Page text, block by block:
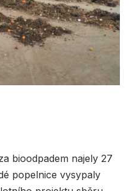
bioodpadem najely 27
popelnice vysypaly